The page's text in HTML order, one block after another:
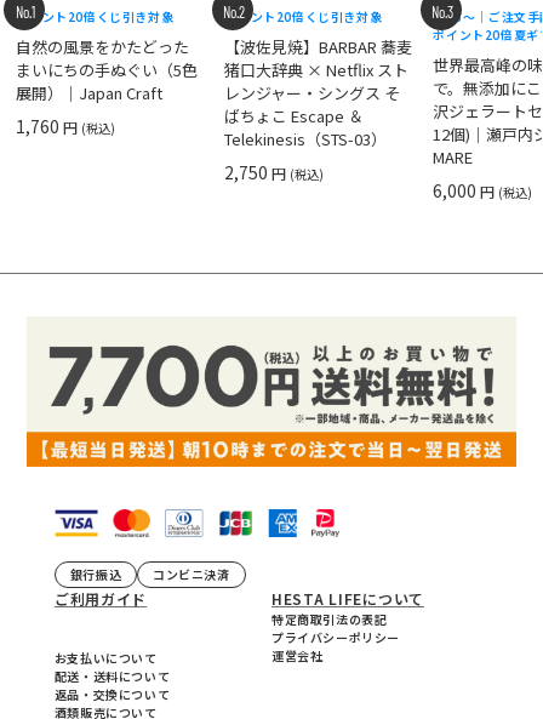
No.1
ポイント20倍 くじ引き対象
自然の風景をかたどった
まいにちの手ぬぐい（5色
展開）｜Japan Craft
1,760円 (税込)
No.2
ポイント20倍 くじ引き対象
【波佐見焼】BARBAR 蕎麦
猪口大辞典 × Netflix スト
レンジャー・シングス そ
ばちょこ Escape ＆
Telekinesis（STS-03）
2,750円 (税込)
No.3
8/18〜｜ご注文手
ポイント20倍 夏
世界最高峰の
で。無添加に
沢ジェラート
12個)｜瀬戸内
MARE
6,000円 (税込)
銀行振込 コンビニ決済
ご利用ガイド
お支払いについて
配送・送料について
返品・交換について
酒類販売について
HESTA LIFEについて
特定商取引法の表記
プライバシーポリシー
運営会社